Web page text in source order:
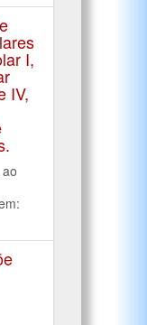
I,
IV,